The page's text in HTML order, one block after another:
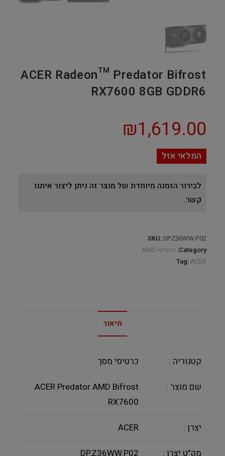
ACER Radeon™ Predator Bifrost
RX7600 8GB GDDR6
₪1,619.00
המלאי אזל
לבירור הזמנה מיוחדת של מוצר זה ניתן ליצור איתנו
קשר.
SKU: DP.Z36WW.P02
Category: כרטיסי AMD
Tag:ACER
תיאור
קטגוריה : כרטיסי מסך
שם מוצר :
ACER Predator AMD Bifrost
RX7600
יצרן : ACER
מק"ט יצרן : DP.Z36WW.P02